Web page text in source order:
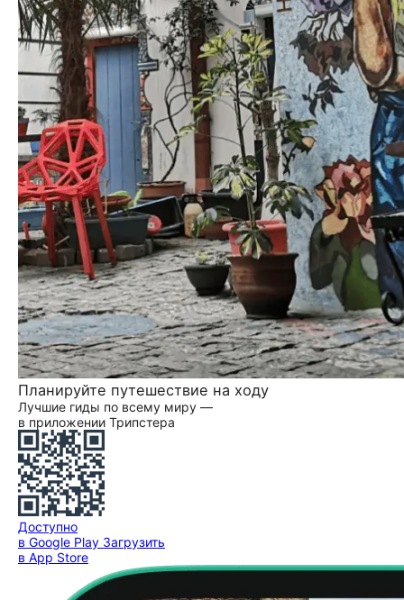
Планируйте путешествие на ходу
Лучшие гиды по всему миру —
в приложении Трипстера
Доступно
в Google Play Загрузить
в App Store